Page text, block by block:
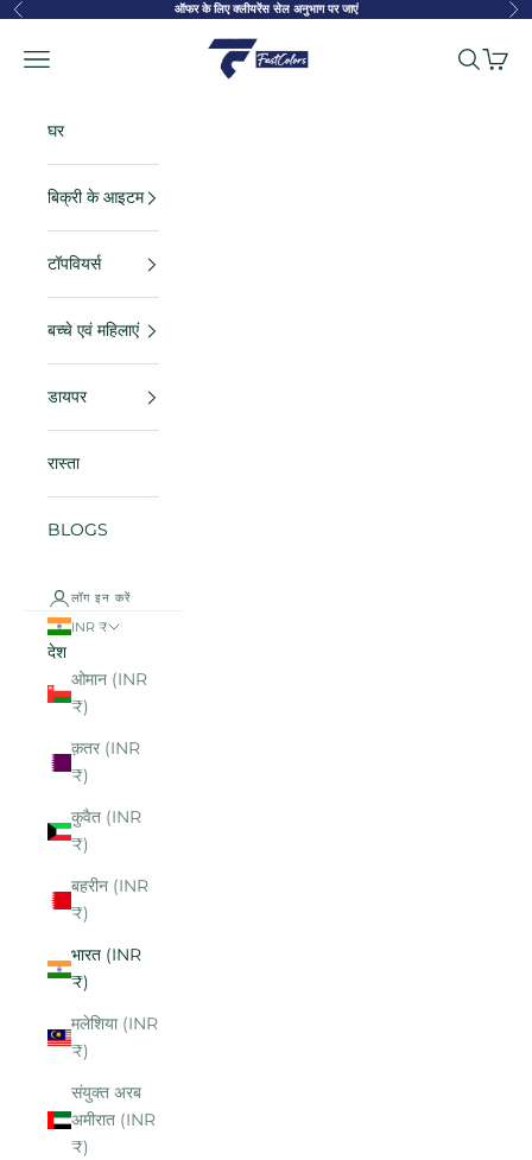
सामग्री पर जाएं
पहले का ऑफर के लिए क्लीयरेंस सेल अनुभाग पर जाएं
FastColors
नेविगेशन मेनू खोजकार्ट
घर
बिक्री के आइटम
टॉपवियर्स
बच्चे एवं महिलाएं
डायपर
रास्ता
BLOGS
लॉग इन करें
INR ₹
देश
ओमान (INR
₹)
क़तर (INR
₹)
कुवैत (INR
₹)
बहरीन (INR
₹)
भारत (INR
₹)
मलेशिया (INR
₹)
संयुक्त अरब
अमीरात (INR
₹)